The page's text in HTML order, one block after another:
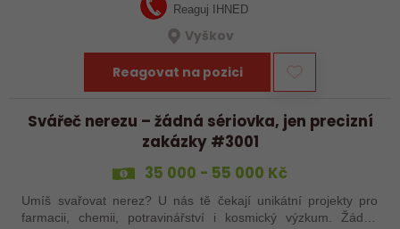
Reaguj IHNED
Vyškov
Reagovat na pozici
Svářeč nerezu – žádná sériovka, jen precizní
zakázky #3001
35 000 - 55 000 Kč
Umíš svařovat nerez? U nás tě čekají unikátní projekty pro
farmacii, chemii, potravinářství i kosmický výzkum. Žádná